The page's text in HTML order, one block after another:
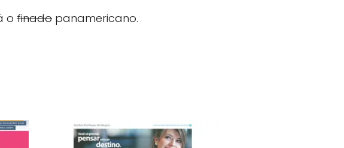
o finado panamericano.